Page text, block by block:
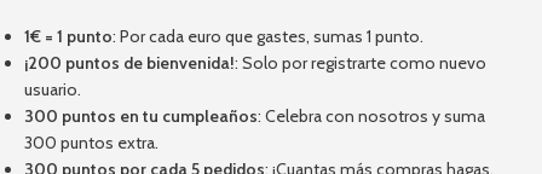
1€ = 1 punto: Por cada euro que gastes, sumas 1 punto.
¡200 puntos de bienvenida!: Solo por registrarte como nuevo
usuario.
300 puntos en tu cumpleaños: Celebra con nosotros y suma
300 puntos extra.
300 puntos por cada 5 pedidos: ¡Cuantas más compras hagas,